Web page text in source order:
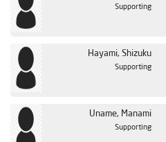
Supporting
Hayami, Shizuku
Supporting
Uname, Manami
Supporting